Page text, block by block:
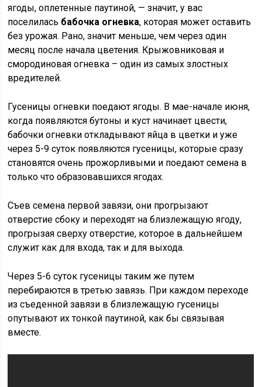
ягоды, оплетенные паутиной, — значит, у вас
поселилась бабочка огневка, которая может оставить
без урожая. Рано, значит меньше, чем через один
месяц после начала цветения. Крыжовниковая и
смородиновая огневка – один из самых злостных
вредителей.
Гусеницы огневки поедают ягоды. В мае-начале июня,
когда появляются бутоны и куст начинает цвести,
бабочки огневки откладывают яйца в цветки и уже
через 5-9 суток появляются гусеницы, которые сразу
становятся очень прожорливыми и поедают семена в
только что образовавшихся ягодах.
Съев семена первой завязи, они прогрызают
отверстие сбоку и переходят на близлежащую ягоду,
прогрызая сверху отверстие, которое в дальнейшем
служит как для входа, так и для выхода.
Через 5-6 суток гусеницы таким же путем
перебираются в третью завязь. При каждом переходе
из съеденной завязи в близлежащую гусеницы
опутывают их тонкой паутиной, как бы связывая
вместе.